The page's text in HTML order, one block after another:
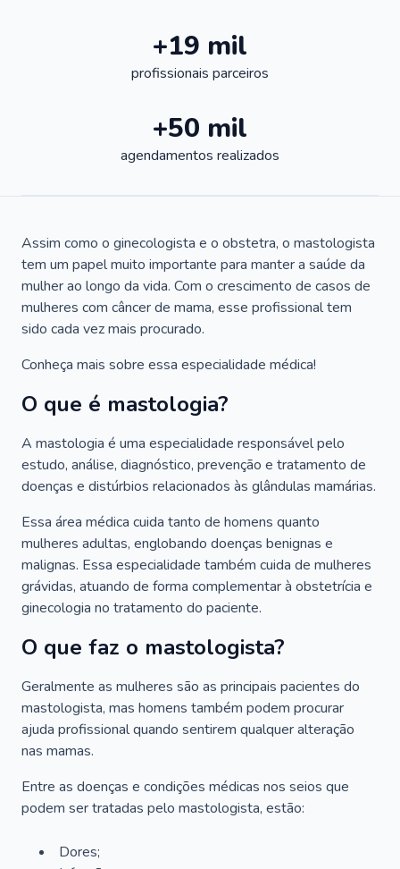
+19 mil
profissionais parceiros
+50 mil
agendamentos realizados
Assim como o ginecologista e o obstetra, o mastologista
tem um papel muito importante para manter a saúde da
mulher ao longo da vida. Com o crescimento de casos de
mulheres com câncer de mama, esse profissional tem
sido cada vez mais procurado.
Conheça mais sobre essa especialidade médica!
O que é mastologia?
A mastologia é uma especialidade responsável pelo
estudo, análise, diagnóstico, prevenção e tratamento de
doenças e distúrbios relacionados às glândulas mamárias.
Essa área médica cuida tanto de homens quanto
mulheres adultas, englobando doenças benignas e
malignas. Essa especialidade também cuida de mulheres
grávidas, atuando de forma complementar à obstetrícia e
ginecologia no tratamento do paciente.
O que faz o mastologista?
Geralmente as mulheres são as principais pacientes do
mastologista, mas homens também podem procurar
ajuda profissional quando sentirem qualquer alteração
nas mamas.
Entre as doenças e condições médicas nos seios que
podem ser tratadas pelo mastologista, estão:
Dores;